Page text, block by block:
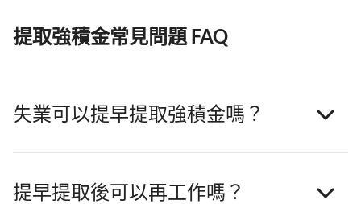
提取強積金常見問題 FAQ
失業可以提早提取強積金嗎？
提早提取後可以再工作嗎？